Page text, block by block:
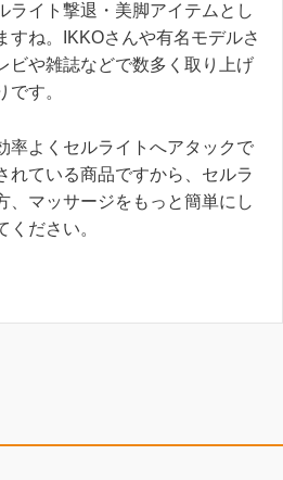
ライト撃退・美脚アイテムとし
すね。IKKOさんや有名モデルさ
ビや雑誌などで数多く取り上げ
です。
率よくセルライトへアタックで
れている商品ですから、セルラ
、マッサージをもっと簡単にし
ください。